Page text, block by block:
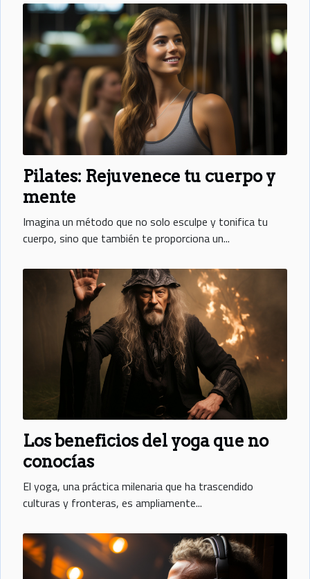
Pilates: Rejuvenece tu cuerpo y
mente
Imagina un método que no solo esculpe y tonifica tu
cuerpo, sino que también te proporciona un...
Los beneficios del yoga que no
conocías
El yoga, una práctica milenaria que ha trascendido
culturas y fronteras, es ampliamente...